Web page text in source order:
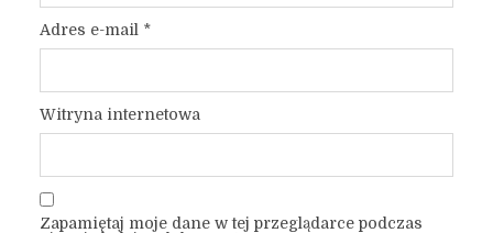
Adres e-mail *
Witryna internetowa
Zapamiętaj moje dane w tej przeglądarce podczas